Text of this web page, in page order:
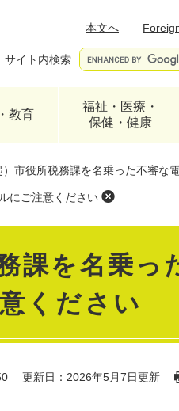
本文へ
サイト内検索
教育
福祉・医療・
保健・健康
）市役所税務課を名乗った不審な
にご注意ください
課を名乗っ
ください
更新日：2026年5月7日更新